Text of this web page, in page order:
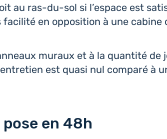
au ras-du-sol si l’es­pace est
faci­li­té en oppo­si­tion à une cabine
muraux et à la quan­ti­té de
est quasi nul comparé à
en 48h